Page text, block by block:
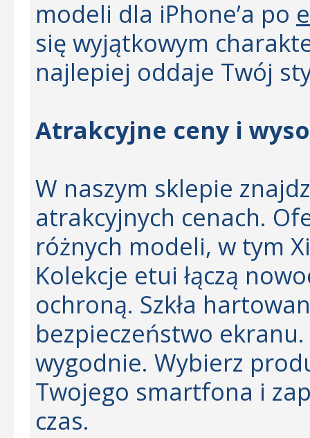
modeli dla iPhone’a po
się wyjątkowym
najlepiej oddaje Twój
Atrakcyjne ceny i
W naszym sklepie
atrakcyjnych cenach.
różnych modeli, w tym
Kolekcje etui łączą
ochroną. Szkła
bezpieczeństwo
wygodnie. Wybierz
Twojego smartfona i
czas.